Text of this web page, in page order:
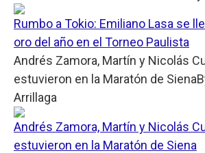
Rumbo a Tokio: Emiliano Lasa se
oro del año en el Torneo Paulista
Andrés Zamora, Martín y Nicolás
estuvieron en la Maratón de Siena
Arrillaga
Andrés Zamora, Martín y Nicolás
estuvieron en la Maratón de Siena